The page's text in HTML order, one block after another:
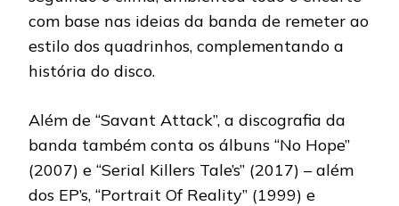
com base nas ideias da banda de remeter ao
estilo dos quadrinhos, complementando a
história do disco.
Além de “Savant Attack”, a discografia da
banda também conta os álbuns “No Hope”
(2007) e “Serial Killers Tale’s” (2017) – além
dos EP’s, “Portrait Of Reality” (1999) e